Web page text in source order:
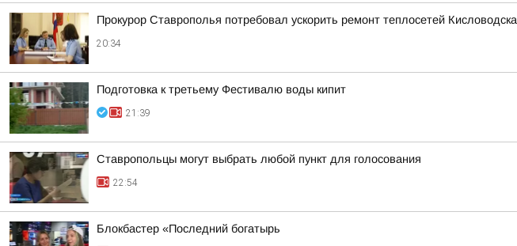
Прокурор Ставрополья потребовал ускорить ремонт теплосетей Кисловодска
20:34
Подготовка к третьему Фестивалю воды кипит
21:39
Ставропольцы могут выбрать любой пункт для голосования
22:54
Блокбастер «Последний богатырь